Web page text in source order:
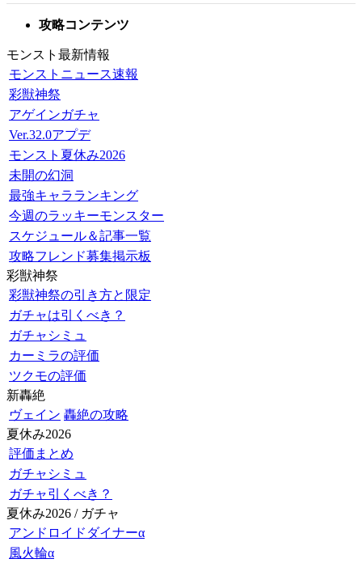
攻略コンテンツ
モンスト最新情報
モンストニュース速報
彩獣神祭
アゲインガチャ
Ver.32.0アプデ
モンスト夏休み2026
未開の幻洞
最強キャラランキング
今週のラッキーモンスター
スケジュール＆記事一覧
攻略フレンド募集掲示板
彩獣神祭
彩獣神祭の引き方と限定
ガチャは引くべき？
ガチャシミュ
カーミラの評価
ツクモの評価
新轟絶
ヴェイン 轟絶の攻略
夏休み2026
評価まとめ
ガチャシミュ
ガチャ引くべき？
夏休み2026 / ガチャ
アンドロイドダイナーα
風火輪α